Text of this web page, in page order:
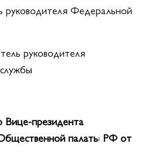
руководителя Федеральной
руководителя
президента
палаты РФ от